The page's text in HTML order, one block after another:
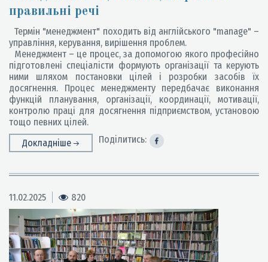
правильні речі
Термін "менеджмент" походить від англійського "manage" –
управління, керування, вирішення проблем.
Менеджмент – це процес, за допомогою якого професійно
підготовлені спеціалісти формують організації та керують
ними шляхом постановки цілей і розробки засобів їх
досягнення. Процес менеджменту передбачає виконання
функцій планування, організації, координації, мотивації,
контролю праці для досягнення підприємством, установою
тощо певних цілей.
Докладніше
Поділитись:
11.02.2025 820